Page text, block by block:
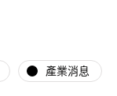
產業消息